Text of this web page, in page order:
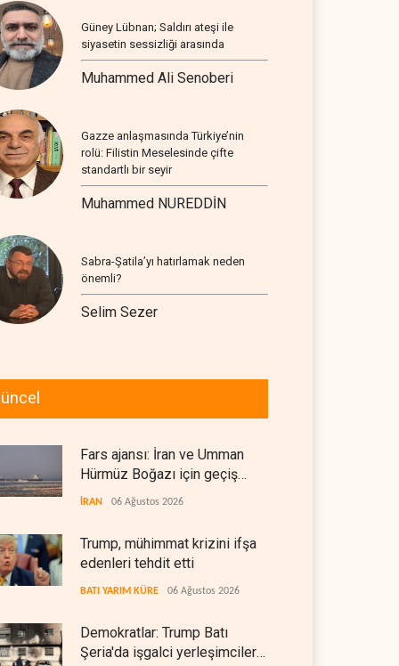
Güney Lübnan; Saldırı ateşi ile
siyasetin sessizliği arasında
Muhammed Ali Senoberi
Gazze anlaşmasında Türkiye’nin
rolü: Filistin Meselesinde çifte
standartlı bir seyir
Muhammed NUREDDİN
Sabra-Şatila’yı hatırlamak neden
önemli?
Selim Sezer
Fars ajansı: İran ve Umman
Hürmüz Boğazı için geçiş
koridorlarında anlaştı
İRAN 06 Ağustos 2026
Trump, mühimmat krizini ifşa
edenleri tehdit etti
BATI YARIM KÜRE 06 Ağustos 2026
Demokratlar: Trump Batı
Şeria'da işgalci yerleşimcilere